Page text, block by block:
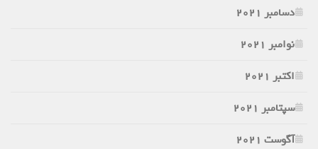
دسامبر 2021
نوامبر 2021
اکتبر 2021
سپتامبر 2021
آگوست 2021